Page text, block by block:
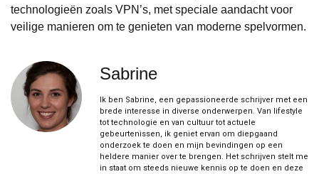
technologieën zoals VPN’s, met speciale aandacht voor
veilige manieren om te genieten van moderne spelvormen.
Sabrine
Ik ben Sabrine, een gepassioneerde schrijver met een
brede interesse in diverse onderwerpen. Van lifestyle
tot technologie en van cultuur tot actuele
gebeurtenissen, ik geniet ervan om diepgaand
onderzoek te doen en mijn bevindingen op een
heldere manier over te brengen. Het schrijven stelt me
in staat om steeds nieuwe kennis op te doen en deze